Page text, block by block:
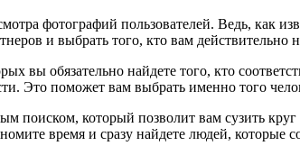
фотографий пользователей. Ведь, как
и выбрать того, кто вам действительно
вы обязательно найдете того, кто
Это поможет вам выбрать именно того
поиском, который позволит вам сузить
время и сразу найдете людей, которые